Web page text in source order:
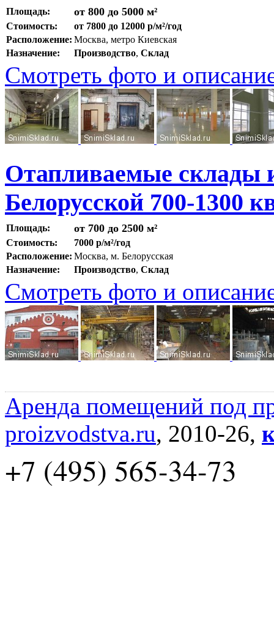
Площадь: от 800 до 5000 м²
Стоимость:
от 7800 до 12000 р/м²/год
Расположение: Москва, метро Киевская
Назначение:
Производство, Склад
Смотреть фото и
Отапливаемые склады
Белорусской 700-1300
Площадь: от 700 до 2500 м²
Стоимость:
7000 р/м²/год
Расположение: Москва, м. Белорусская
Назначение:
Производство, Склад
Смотреть фото и
Аренда помещений под
proizvodstva.ru, 2010-26,
+7 (495) 565-34-73